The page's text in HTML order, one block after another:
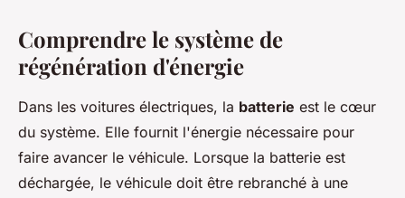
Comprendre le système de
régénération d'énergie
Dans les voitures électriques, la batterie est le cœur
du système. Elle fournit l'énergie nécessaire pour
faire avancer le véhicule. Lorsque la batterie est
déchargée, le véhicule doit être rebranché à une